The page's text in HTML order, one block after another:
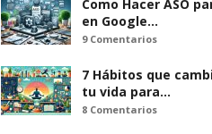
Como Hacer ASO
en Google…
9 Comentarios
7 Hábitos que
tu vida para…
8 Comentarios